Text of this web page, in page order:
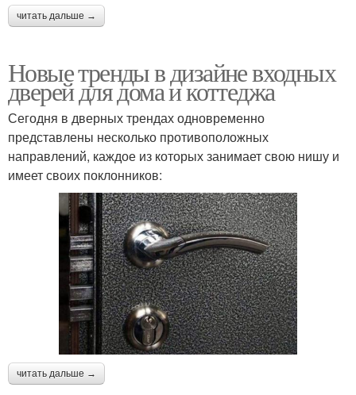
читать дальше →
Новые тренды в дизайне входных
дверей для дома и коттеджа
Сегодня в дверных трендах одновременно
представлены несколько противоположных
направлений, каждое из которых занимает свою нишу и
имеет своих поклонников:
читать дальше →